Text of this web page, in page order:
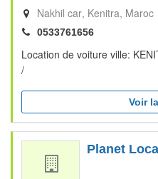
Nakhil car Kenitra Maroc
0533761656
Location de voiture ville:
/
Voir
Planet